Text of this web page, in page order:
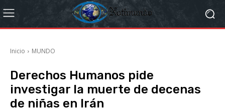
Inicio MUNDO
Derechos Humanos pide
investigar la muerte de decenas
de niñas en Irán